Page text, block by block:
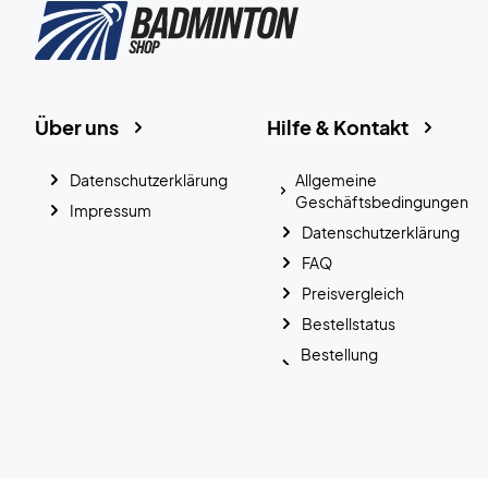
Hilfe & Kontakt
Allgemeine
Geschäftsbedingungen
Datenschutzerklärung
FAQ
Preisvergleich
Bestellstatus
Bestellung
Über uns
Datenschutzerklärung
Impressum